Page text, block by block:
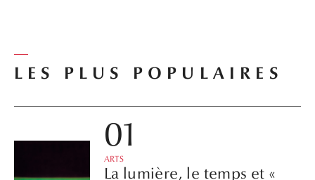
LES PLUS POPULAIRES
ARTS
La lumière, le temps et «